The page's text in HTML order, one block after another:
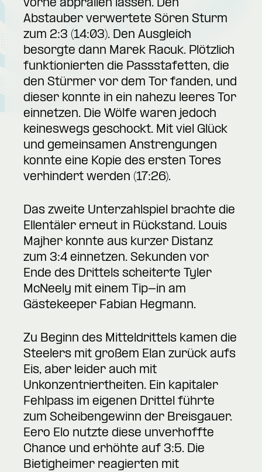
vorne abprallen lassen. Den
Abstauber verwertete Sören Sturm
zum 2:3 (14:03). Den Ausgleich
besorgte dann Marek Racuk. Plötzlich
funktionierten die Passstafetten, die
den Stürmer vor dem Tor fanden, und
dieser konnte in ein nahezu leeres Tor
einnetzen. Die Wölfe waren jedoch
keineswegs geschockt. Mit viel Glück
und gemeinsamen Anstrengungen
konnte eine Kopie des ersten Tores
verhindert werden (17:26).
Das zweite Unterzahlspiel brachte die
Ellentäler erneut in Rückstand. Louis
Majher konnte aus kurzer Distanz
zum 3:4 einnetzen. Sekunden vor
Ende des Drittels scheiterte Tyler
McNeely mit einem Tip-in am
Gästekeeper Fabian Hegmann.
Zu Beginn des Mitteldrittels kamen die
Steelers mit großem Elan zurück aufs
Eis, aber leider auch mit
Unkonzentriertheiten. Ein kapitaler
Fehlpass im eigenen Drittel führte
zum Scheibengewinn der Breisgauer.
Eero Elo nutzte diese unverhoffte
Chance und erhöhte auf 3:5. Die
Bietigheimer reagierten mit